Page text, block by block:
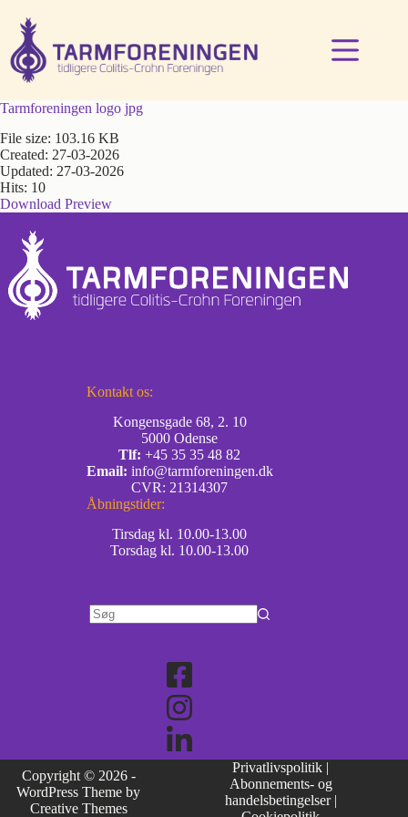
indhold
Tarmforeningen logo jpg
File size: 103.16 KB
Created: 27-03-2026
Updated: 27-03-2026
Hits: 10
Download Preview
Kontakt os:
Kongensgade 68, 2. 10
5000 Odense
Tlf: +45 35 35 48 82
Email: info@tarmforeningen.dk
CVR: 21314307
Åbningstider:
Tirsdag kl. 10.00-13.00
Torsdag kl. 10.00-13.00
Copyright © 2026 -
WordPress Theme by
Creative Themes
Privatlivspolitik |
Abonnements- og
handelsbetingelser |